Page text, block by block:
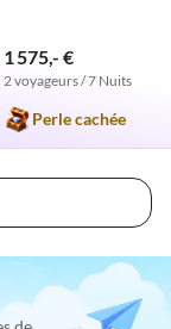
1 575,- €
2 voyageurs / 7 Nuits
Perle cachée